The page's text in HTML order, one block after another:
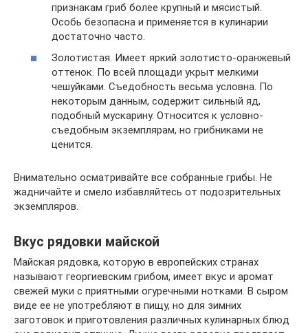
признакам гриб более крупный и мясистый.
Особь безопасна и применяется в кулинарии
достаточно часто.
Золотистая. Имеет яркий золотисто-оранжевый
оттенок. По всей площади укрыт мелкими
чешуйками. Съедобность весьма условна. По
некоторым данным, содержит сильный яд,
подобный мускарину. Относится к условно-
съедобным экземплярам, но грибниками не
ценится.
Внимательно осматривайте все собранные грибы. Не
жадничайте и смело избавляйтесь от подозрительных
экземпляров.
Вкус рядовки майской
Майская рядовка, которую в европейских странах
называют георгиевским грибом, имеет вкус и аромат
свежей муки с приятными огуречными нотками. В сыром
виде ее не употребляют в пищу, но для зимних
заготовок и приготовления различных кулинарных блюд